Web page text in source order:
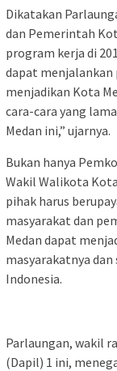
Dikatakan
dan Pemerintah
program kerja di
dapat menjalankan
menjadikan Kota
cara-cara yang
Medan ini,” ujarnya.
Bukan hanya
Wakil Walikota
pihak harus
masyarakat dan
Medan dapat
masyarakatnya
Indonesia.
Parlaungan, wakil
(Dapil) 1 ini,